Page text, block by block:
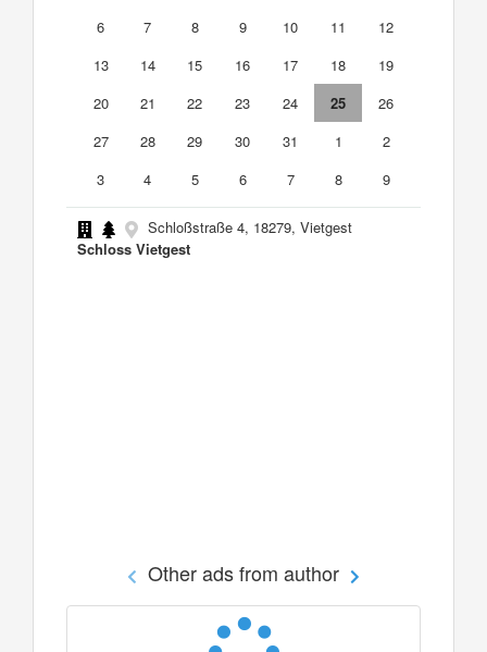
6
7 8 9 10 11
12
13
14 15 16 17 18
19
20
21 22 23 24 25
26
27
28 29 30 31 1
2
3
4 5 6 7 8 9
Schloßstraße 4, 18279, Vietgest
Schloss Vietgest
Other ads from author